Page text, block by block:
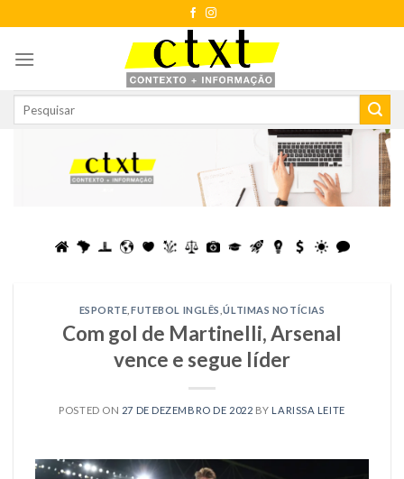
to
content
ESPORTE ,FUTEBOL INGLÊS ,ÚLTIMAS NOTÍCIAS
Com gol de Martinelli, Arsenal
vence e segue líder
POSTED ON 27 DE DEZEMBRO DE 2022 BY LARISSA LEITE